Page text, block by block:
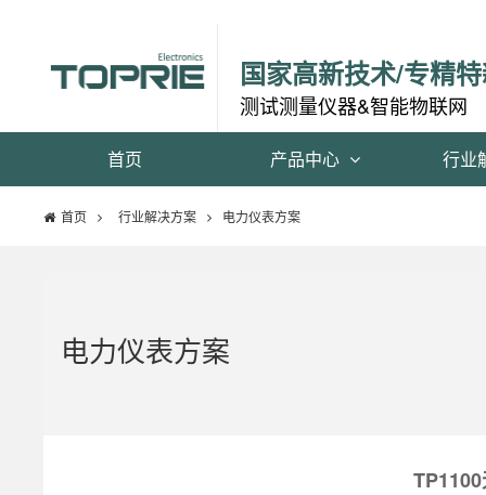
国家高新技术/专精
测试测量仪器&智能物联网
首页 产品中心 行业
首页 行业解决方案 电力仪表方案
电力仪表方案